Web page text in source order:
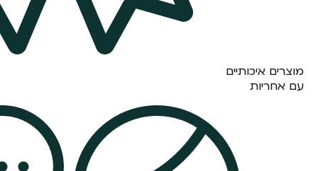
מוצרים איכותיים
עם אחריות